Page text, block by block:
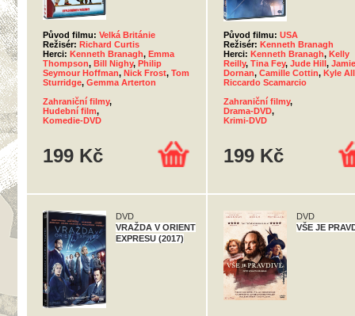
Původ filmu: Velká Británie
Režisér: Richard Curtis
Herci: Kenneth Branagh, Emma
Thompson, Bill Nighy, Philip
Seymour Hoffman, Nick Frost, Tom
Sturridge, Gemma Arterton
Zahraniční filmy,
Hudební film,
Komedie-DVD
199 Kč
Původ filmu: USA
Režisér: Kenneth Branagh
Herci: Kenneth Branagh, Kelly
Reilly, Tina Fey, Jude Hill, Jamie
Dornan, Camille Cottin, Kyle
Riccardo Scamarcio
Zahraniční filmy,
Drama-DVD,
Krimi-DVD
199 Kč
DVD
VRAŽDA V ORIENT
EXPRESU (2017)
DVD
VŠE JE